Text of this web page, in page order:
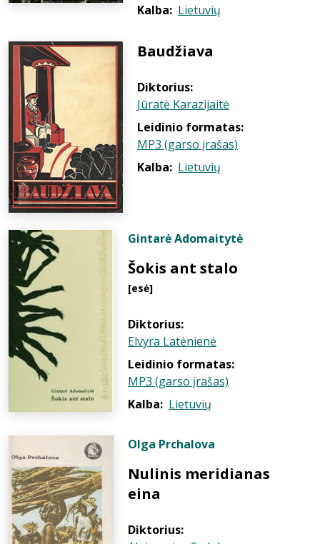
Kalba: Lietuvių
Baudžiava
Diktorius:
Jūratė Karazijaitė
Leidinio formatas:
MP3 (garso įrašas)
Kalba: Lietuvių
Gintarė Adomaitytė
Šokis ant stalo
[esė]
Diktorius:
Elvyra Latėnienė
Leidinio formatas:
MP3 (garso įrašas)
Kalba: Lietuvių
Olga Prchalova
Nulinis meridianas
eina
Diktorius: